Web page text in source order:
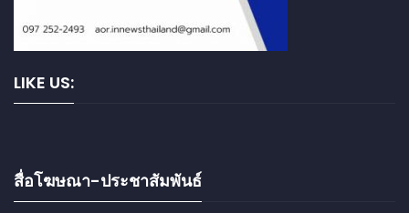
LIKE US:
สื่อโฆษณา-ประชาสัมพันธ์